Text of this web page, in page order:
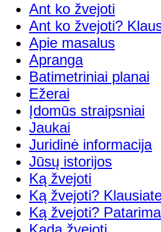
Ant ko žvejoti
Ant ko žvejoti?
Apie masalus
Apranga
Batimetriniai planai
Ežerai
Įdomūs straipsniai
Jaukai
Juridinė informacija
Jūsų istorijos
Ką žvejoti
Ką žvejoti?
Ką žvejoti?